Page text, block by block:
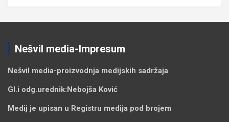
Nešvil media-Impresum
Nešvil media-proizvodnja medijskih sadržaja
Gl.i odg.urednik:Nebojša Ković
Medij je upisan u Registru medija pod brojem